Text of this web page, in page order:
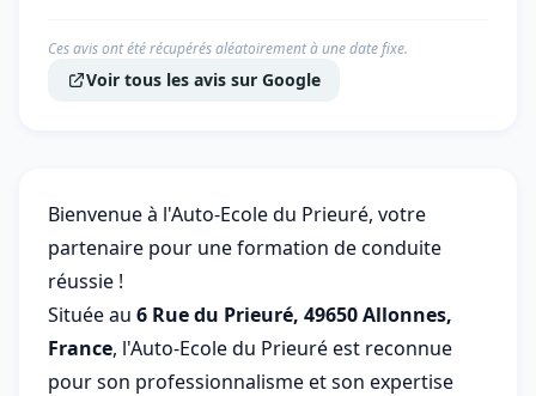
Ces avis ont été récupérés aléatoirement à une date fixe.
Voir tous les avis sur Google
Bienvenue à l'Auto-Ecole du Prieuré, votre
partenaire pour une formation de conduite
réussie !
Située au 6 Rue du Prieuré, 49650 Allonnes,
France, l'Auto-Ecole du Prieuré est reconnue
pour son professionnalisme et son expertise